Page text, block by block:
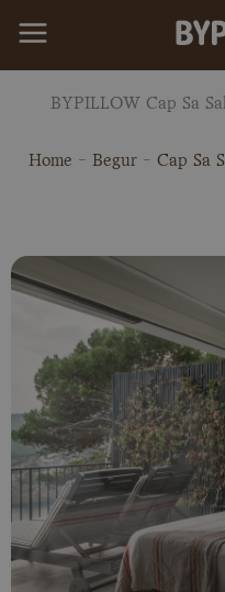
Inhalt
BYPILLOW Cap Sa
Home - Begur - Cap Sa